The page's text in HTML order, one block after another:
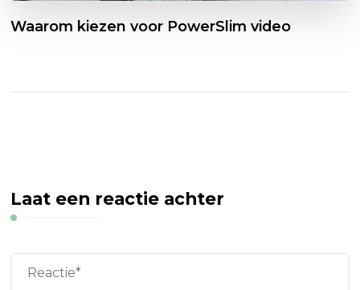
Waarom kiezen voor PowerSlim video
Laat een reactie achter